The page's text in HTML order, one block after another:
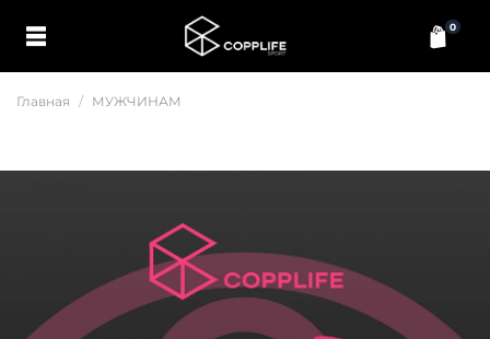
0
Главная МУЖЧИНАМ